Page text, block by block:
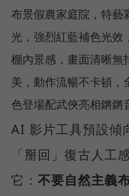
布景假農家庭院，特藝
光，強烈紅藍補色光效
棚內景感，畫面清晰無
美，動作流暢不卡頓，
AI 影片工具預設傾
「掰回」復古人工
它： 不要自然主義